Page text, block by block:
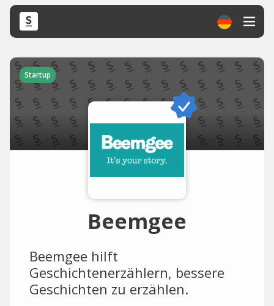
Startup
Beemgee
Beemgee hilft
Geschichtenerzählern, bessere
Geschichten zu erzählen.